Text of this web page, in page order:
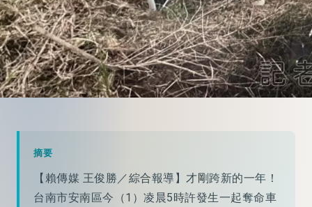
摘要
【賴傳媒 王俊勝／綜合報導】才剛跨新的一年！
台南市安南區今（1）凌晨5時許發生一起奪命車